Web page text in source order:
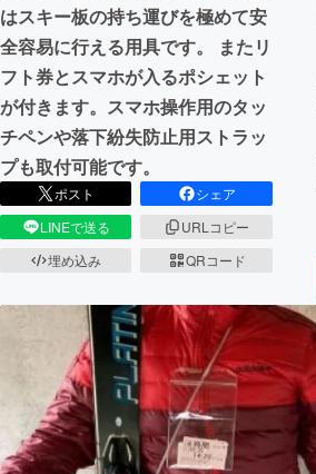
はスキー板の持ち運びを極めて安
全容易に行える用具です。 またリ
フト券とスマホが入るポシェット
が付きます。スマホ操作用のタッ
チペンや落下紛失防止用ストラッ
プも取付可能です。
ポスト
シェア
LINEで送る
URLコピー
埋め込み
QRコード